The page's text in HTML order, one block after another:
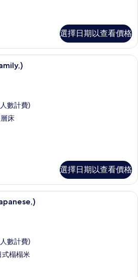
選擇日期以查看價格
羽絨被、客房內保險箱、書桌、熨斗/
數計費)
床
選擇日期以查看價格
高級四人房, 非吸煙房 (Japanese,) |
數計費)
式榻榻米